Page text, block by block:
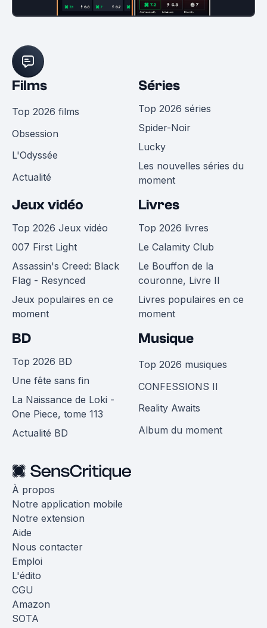
Films
Top 2026 films
Obsession
L'Odyssée
Actualité
Séries
Top 2026 séries
Spider-Noir
Lucky
Les nouvelles séries du
moment
Jeux vidéo
Top 2026 Jeux vidéo
007 First Light
Assassin's Creed: Black
Flag - Resynced
Jeux populaires en ce
moment
Livres
Top 2026 livres
Le Calamity Club
Le Bouffon de la
couronne, Livre II
Livres populaires en ce
moment
BD
Top 2026 BD
Une fête sans fin
La Naissance de Loki -
One Piece, tome 113
Actualité BD
Musique
Top 2026 musiques
CONFESSIONS II
Reality Awaits
Album du moment
À propos
Notre application mobile
Notre extension
Aide
Nous contacter
Emploi
L'édito
CGU
Amazon
SOTA